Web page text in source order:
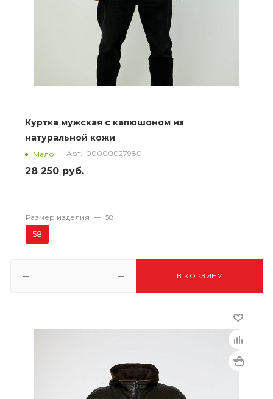
Куртка мужская с капюшоном из
натуральной кожи
Мало Арт.: 00000027980
28 250 руб.
В КОРЗИНУ
Размер изделия — 58
58